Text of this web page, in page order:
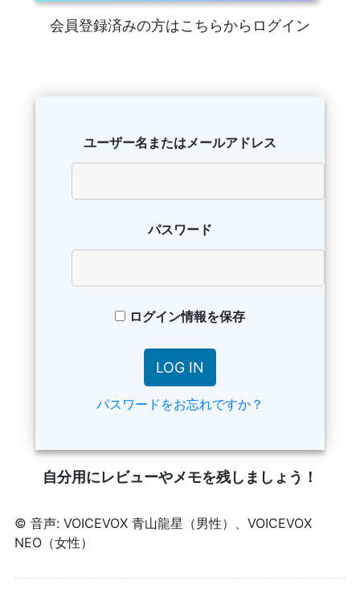
会員登録済みの方はこちらからログイン
ユーザー名またはメールアドレス
パスワード
ログイン情報を保存
パスワードをお忘れですか？
自分用にレビューやメモを残しましょう！
© 音声: VOICEVOX 青山龍星（男性）、VOICEVOX
NEO（女性）